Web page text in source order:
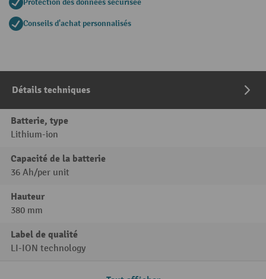
Protection des données sécurisée
Conseils d'achat personnalisés
Détails techniques
Batterie, type
Lithium-ion
Capacité de la batterie
36 Ah/per unit
Hauteur
380 mm
Label de qualité
LI-ION technology